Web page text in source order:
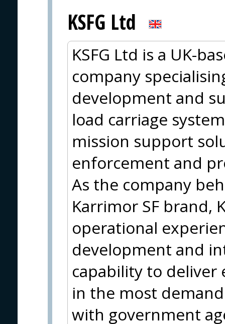
KSFG Ltd
KSFG Ltd is a UK-
company
development and
load carriage
mission support
enforcement and
As the company
Karrimor SF brand,
operational
development and
capability to
in the most
with government